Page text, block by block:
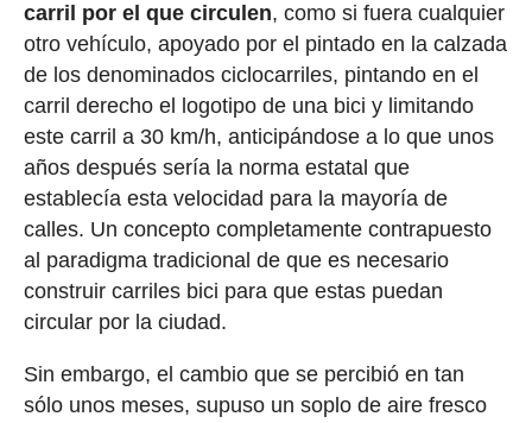
carril por el que circulen, como si fuera cualquier
otro vehículo, apoyado por el pintado en la calzada
de los denominados ciclocarriles, pintando en el
carril derecho el logotipo de una bici y limitando
este carril a 30 km/h, anticipándose a lo que unos
años después sería la norma estatal que
establecía esta velocidad para la mayoría de
calles. Un concepto completamente contrapuesto
al paradigma tradicional de que es necesario
construir carriles bici para que estas puedan
circular por la ciudad.
Sin embargo, el cambio que se percibió en tan
sólo unos meses, supuso un soplo de aire fresco